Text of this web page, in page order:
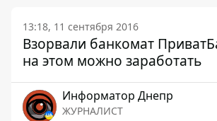
13:18, 11 сентября 2016
Взорвали банкомат
на этом можно заработать
Информатор Днепр
ЖУРНАЛИСТ